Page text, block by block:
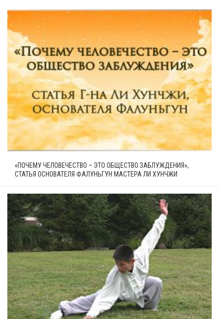
«ПОЧЕМУ ЧЕЛОВЕЧЕСТВО – ЭТО ОБЩЕСТВО ЗАБЛУЖДЕНИЯ»,
СТАТЬЯ ОСНОВАТЕЛЯ ФАЛУНЬГУН МАСТЕРА ЛИ ХУНЧЖИ